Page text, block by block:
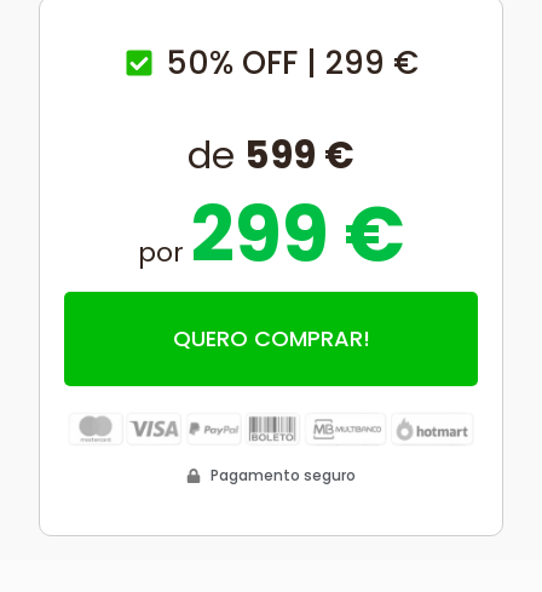
50% OFF | 299 €
de 599 €
por 299 €
QUERO COMPRAR!
Pagamento seguro